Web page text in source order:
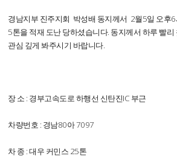
경남지부 진주지회 박성배 동지께서 2월5일 오후
5톤을 적재 도난 당하셨습니다. 동지께서 하루 빨
관심 깊게 봐주시기 바랍니다.
장 소 : 경부고속도로 하행선 신탄진IC 부근
차량번호 : 경남80아 7097
차 종 : 대우 커민스 25톤